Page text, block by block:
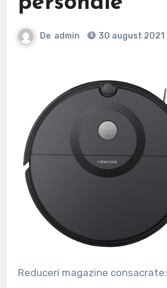
De admin 30 august 2021
Reduceri magazine consacrate: